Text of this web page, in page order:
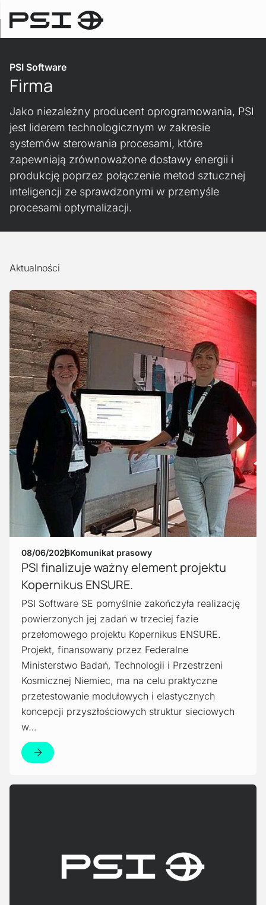
PSI Software
Firma
Jako niezależny producent oprogramowania, PSI
jest liderem technologicznym w zakresie
systemów sterowania procesami, które
zapewniają zrównoważone dostawy energii i
produkcję poprzez połączenie metod sztucznej
inteligencji ze sprawdzonymi w przemyśle
procesami optymalizacji.
Aktualności
08/06/2026Komunikat prasowy
PSI finalizuje ważny element projektu
Kopernikus ENSURE.
PSI Software SE pomyślnie zakończyła realizację
powierzonych jej zadań w trzeciej fazie
przełomowego projektu Kopernikus ENSURE.
Projekt, finansowany przez Federalne
Ministerstwo Badań, Technologii i Przestrzeni
Kosmicznej Niemiec, ma na celu praktyczne
przetestowanie modułowych i elastycznych
koncepcji przyszłościowych struktur sieciowych
w…
Czytaj więcej